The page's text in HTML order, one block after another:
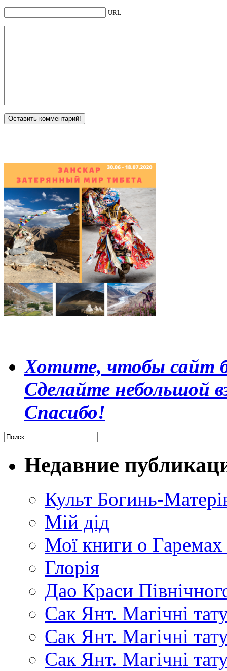
URL
Хотите, чтобы сайт
Сделайте небольшой
Спасибо!
Недавние
Культ Богинь-
Мій дід
Мої книги о
Глорія
Дао Краси
Сак Янт. Магічні
Сак Янт. Магічні
Сак Янт. Магічні